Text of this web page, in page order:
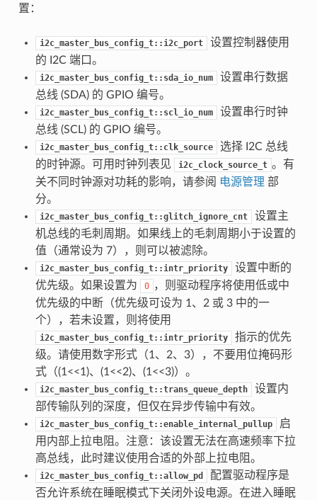
置：
i2c_master_bus_config_t::i2c_port
设置控制器使用
的 I2C 端口。
i2c_master_bus_config_t::sda_io_num
设置串行数据
总线 (SDA) 的 GPIO 编号。
i2c_master_bus_config_t::scl_io_num
设置串行时钟
总线 (SCL) 的 GPIO 编号。
i2c_master_bus_config_t::clk_source
选择 I2C 总线
的时钟源。可用时钟列表见
i2c_clock_source_t 。有
关不同时钟源对功耗的影响，请参阅 电源管理 部
分。
i2c_master_bus_config_t::glitch_ignore_cnt
设置主
机总线的毛刺周期。如果线上的毛刺周期小于设置的
值（通常设为 7），则可以被滤除。
i2c_master_bus_config_t::intr_priority
设置中断的
优先级。如果设置为
0 ，则驱动程序将使用低或中
优先级的中断（优先级可设为 1、2 或 3 中的一
个），若未设置，则将使用
i2c_master_bus_config_t::intr_priority
指示的优先
级。请使用数字形式（1、2、3），不要用位掩码形
式（(1<<1)、(1<<2)、(1<<3)）。
i2c_master_bus_config_t::trans_queue_depth
设置内
部传输队列的深度，但仅在异步传输中有效。
i2c_master_bus_config_t::enable_internal_pullup
启
用内部上拉电阻。注意：该设置无法在高速频率下拉
高总线，此时建议使用合适的外部上拉电阻。
i2c_master_bus_config_t::allow_pd
配置驱动程序是
否允许系统在睡眠模式下关闭外设电源。在进入睡眠